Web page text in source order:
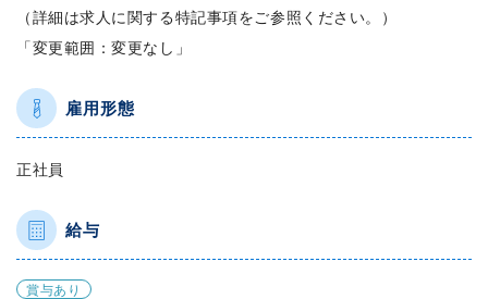
（詳細は求人に関する特記事項をご参照ください。）
「変更範囲：変更なし」
雇用形態
正社員
給与
賞与あり